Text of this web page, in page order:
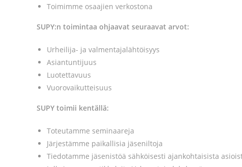
Toimimme osaajien verkostona
SUPY:n toimintaa ohjaavat seuraavat arvot:
Urheilija- ja valmentajalähtöisyys
Asiantuntijuus
Luotettavuus
Vuorovaikutteisuus
SUPY toimii kentällä:
Toteutamme seminaareja
Järjestämme paikallisia jäseniltoja
Tiedotamme jäsenistöä sähköisesti ajankohtaisista